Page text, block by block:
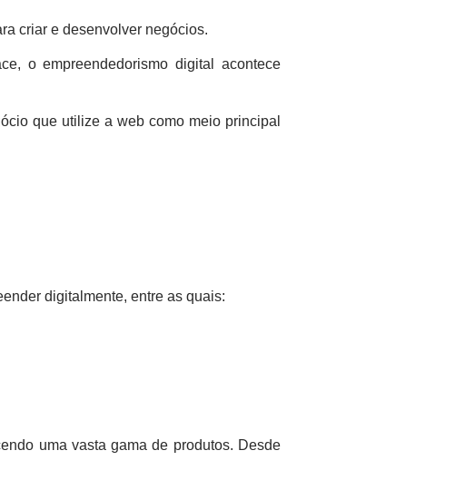
criar e desenvolver negócios.
o empreendedorismo digital acontece
que utilize a web como meio principal
digitalmente, entre as quais:
uma vasta gama de produtos. Desde